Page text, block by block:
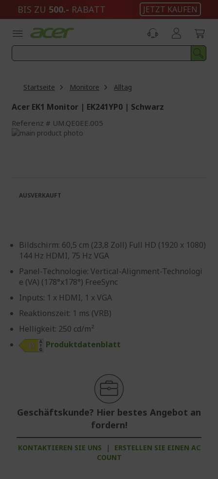
BIS ZU 500.- RABATT JETZT KAUFEN
Startseite Monitore Alltag
Acer EK1 Monitor | EK241YP0 | Schwarz
Referenz UM.QE0EE.005
Zum
Bildschirm: 60,5 cm (23,8 Zoll) Full HD (1920 x 1080)
144 Hz HDMI, 75 Hz VGA
Panel-Technologie: Vertical-Alignment-Technologi
e (VA) (178°x178°) FreeSync
Inputs: 1 x HDMI, 1 x VGA
Reaktionszeit: 1 ms (VRB)
Helligkeit: 250 cd/m²
Produktdatenblatt
Geschäftskunde? Hier bestes Angebot an
fordern!
KONTAKTIEREN SIE UNS |
ERSTELLEN SIE EINEN AC
COUNT
AUSVERKAUFT